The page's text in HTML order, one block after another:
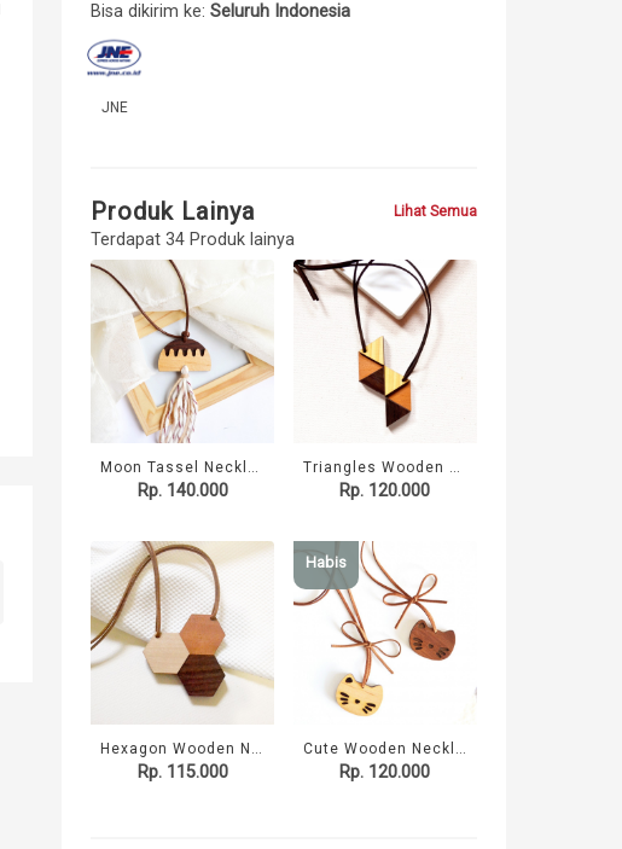
Bisa dikirim ke:Seluruh Indonesia
JNE
Produk Lainya
Terdapat 34 Produk lainya
Lihat Semua
Moon Tassel Necklace I
Rp. 140.000
Triangles Wooden Necklace (II)
Rp. 120.000
Hexagon Wooden Necklace (I)
Rp. 115.000
Habis
Cute Wooden Necklace (Kitten)
Rp. 120.000